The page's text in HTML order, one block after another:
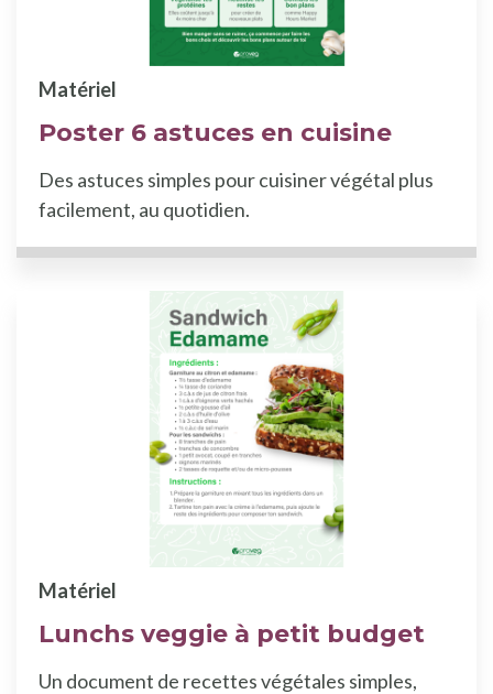
Poster 6 astuces en cuisine
Matériel
Des astuces simples pour cuisiner végétal plus
facilement, au quotidien.
Lunchs veggie à petit budget
Matériel
Un document de recettes végétales simples,